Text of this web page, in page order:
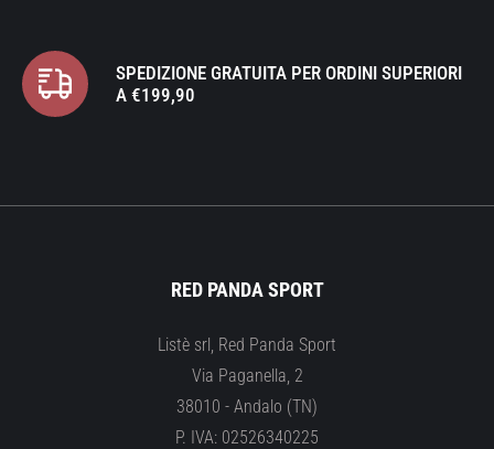
SPEDIZIONE GRATUITA PER ORDINI SUPERIORI
A €199,90
RED PANDA SPORT
Listè srl, Red Panda Sport
Via Paganella, 2
38010 - Andalo (TN)
P. IVA: 02526340225